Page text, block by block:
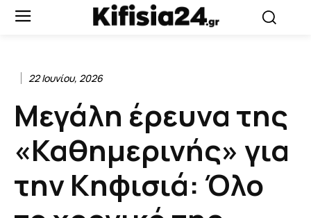
22 Ιουνίου, 2026
Μεγάλη έρευνα της
«Καθημερινής» για
την Κηφισιά: Όλο